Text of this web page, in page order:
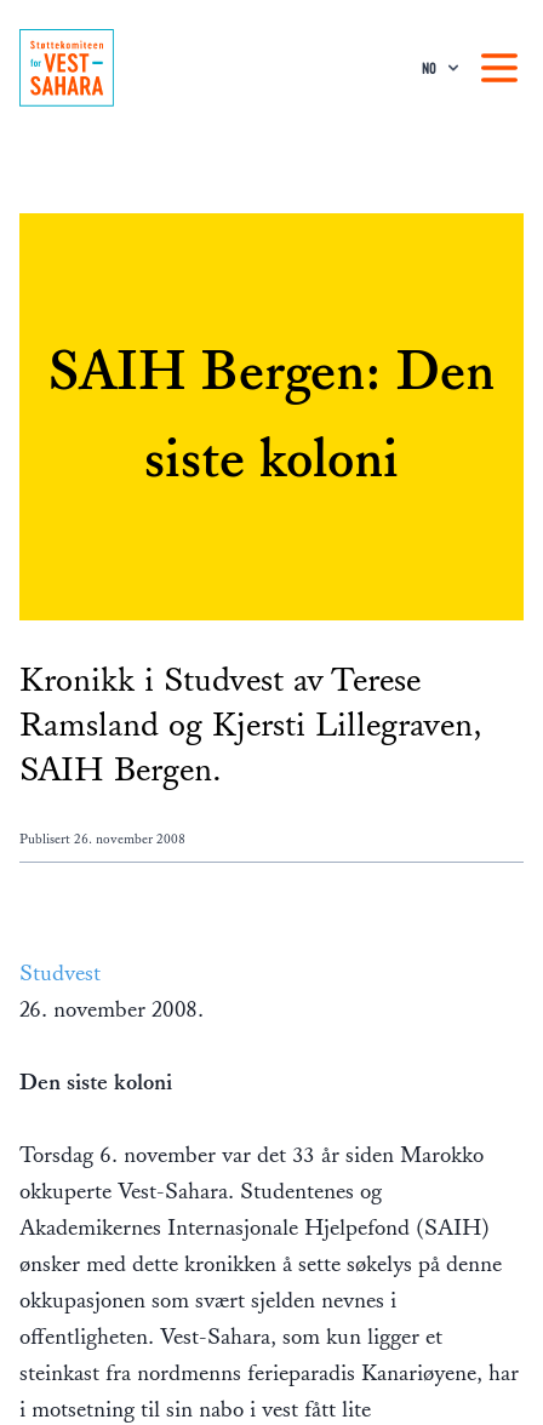
NO
SAIH Bergen: Den
siste koloni
Kronikk i Studvest av Terese
Ramsland og Kjersti Lillegraven,
SAIH Bergen.
Publisert 26. november 2008
Studvest
26. november 2008.
Den siste koloni
Torsdag 6. november var det 33 år siden Marokko
okkuperte Vest-Sahara. Studentenes og
Akademikernes Internasjonale Hjelpefond (SAIH)
ønsker med dette kronikken å sette søkelys på denne
okkupasjonen som svært sjelden nevnes i
offentligheten. Vest-Sahara, som kun ligger et
steinkast fra nordmenns ferieparadis Kanariøyene, har
i motsetning til sin nabo i vest fått lite